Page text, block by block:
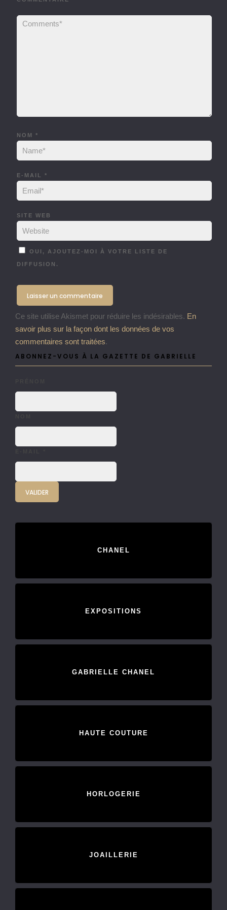
NOM *
E-MAIL *
SITE WEB
OUI, AJOUTEZ-MOI À VOTRE LISTE DE
DIFFUSION.
Ce site utilise Akismet pour réduire les indésirables. En
savoir plus sur la façon dont les données de vos
commentaires sont traitées.
ABONNEZ-VOUS À LA GAZETTE DE GABRIELLE
CHANEL
EXPOSITIONS
GABRIELLE CHANEL
HAUTE COUTURE
HORLOGERIE
JOAILLERIE